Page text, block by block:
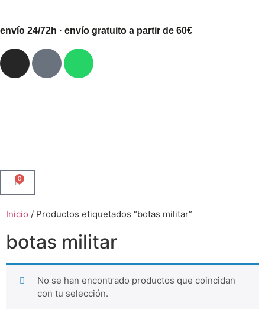
envío 24/72h · envío gratuito a partir de 60€
0
Inicio / Productos etiquetados “botas militar”
botas militar
No se han encontrado productos que coincidan
con tu selección.